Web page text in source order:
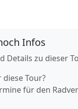
Infos
Details zu dieser
Tour?
für den